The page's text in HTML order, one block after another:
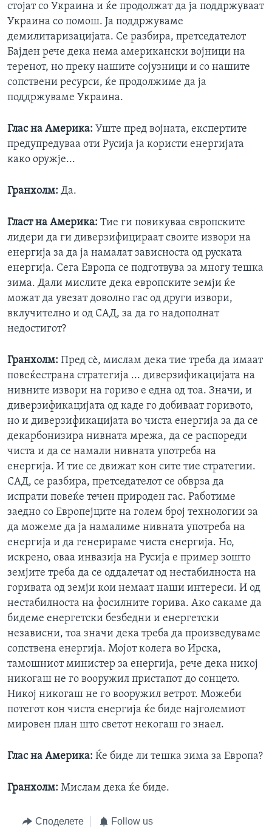
стојат со Украина и ќе продолжат да ја поддржуваат
Украина со помош. Ја поддржуваме
демилитаризацијата. Се разбира, претседателот
Бајден рече дека нема американски војници на
теренот, но преку нашите сојузници и со нашите
сопствени ресурси, ќе продолжиме да ја
поддржуваме Украина.
Глас на Америка: Уште пред војната, експертите
предупредуваа оти Русија ја користи енергијата
како оружје...
Гранхолм: Да.
Гласт на Америка: Тие ги повикуваа европските
лидери да ги диверзифицираат своите извори на
енергија за да ја намалат зависноста од руската
енергија. Сега Европа се подготвува за многу тешка
зима. Дали мислите дека европските земји ќе
можат да увезат доволно гас од други извори,
вклучително и од САД, за да го надополнат
недостигот?
Гранхолм: Пред сè, мислам дека тие треба да имаат
повеќестрана стратегија ... диверзификацијата на
нивните извори на гориво е една од тоа. Значи, и
диверзификацијата од каде го добиваат горивото,
но и диверзификацијата во чиста енергија за да се
декарбонизира нивната мрежа, да се распореди
чиста и да се намали нивната употреба на
енергија. И тие се движат кон сите тие стратегии.
САД, се разбира, претседателот се обврза да
испрати повеќе течен природен гас. Работиме
заедно со Европејците на голем број технологии за
да можеме да ја намалиме нивната употреба на
енергија и да генерираме чиста енергија. Но,
искрено, оваа инвазија на Русија е пример зошто
земјите треба да се оддалечат од нестабилноста на
горивата од земји кои немаат наши интереси. И од
нестабилноста на фосилните горива. Ако сакаме да
бидеме енергетски безбедни и енергетски
независни, тоа значи дека треба да произведуваме
сопствена енергија. Мојот колега во Ирска,
тамошниот министер за енергија, рече дека никој
никогаш не го вооружил пристапот до сонцето.
Никој никогаш не го вооружил ветрот. Можеби
потегот кон чиста енергија ќе биде најголемиот
мировен план што светот некогаш го знаел.
Глас на Америка: Ќе биде ли тешка зима за Европа?
Гранхолм: Мислам дека ќе биде.
Споделете Follow us